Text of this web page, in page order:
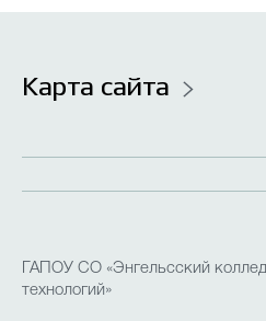
Карта сайта
ГАПОУ СО «Энгельсский
технологий»